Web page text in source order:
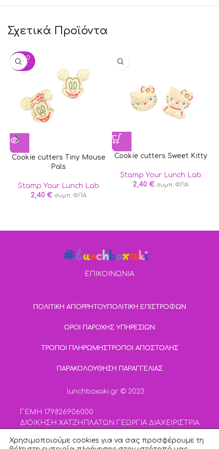
blue, Tartrazine, sunset yellow, allura red, Erythrosine
Σχετικά Προϊόντα
SOLD
OUT
Cookie cutters Tiny Mouse
Pals
Stamp Your Lunch Lab
2,40 € συμπ. ΦΠΑ
Cookie cutters Sweet Kitty
Stamp Your Lunch Lab
2,40 € συμπ. ΦΠΑ
ΕΠΙΚΟΙΝΩΝΙΑ
ΠΟΛΙΤΙΚΗ ΑΠΟΡΡΗΤΟΥΠΟΛΙΤΙΚΗ ΕΠΙΣΤΡΟΦΩΝ
ΟΡΟΙ ΠΑΡΟΧΗΣ ΥΠΗΡΕΣΙΩΝ
ΤΡΟΠΟΙ ΠΛΗΡΩΜΗΣΤΡΟΠΟΙ ΑΠΟΣΤΟΛΗΣ
ΠΑΡΑΚΟΛΟΥΘΗΣΗ ΠΑΡΑΓΓΕΛΙΑΣ
lunchboxaki.gr © 2023
ΓΕΜΗ 179826906000
ΔΙΟΙΚΗΣΗ ΧΑΤΖΗΠΛΑΤΩΝ ΓΕΩΡΓΙΑ ΔΙΑΧΕΙΡΙΣΤΡΙΑ
Χρησιμοποιούμε cookies για να σας προσφέρουμε τη